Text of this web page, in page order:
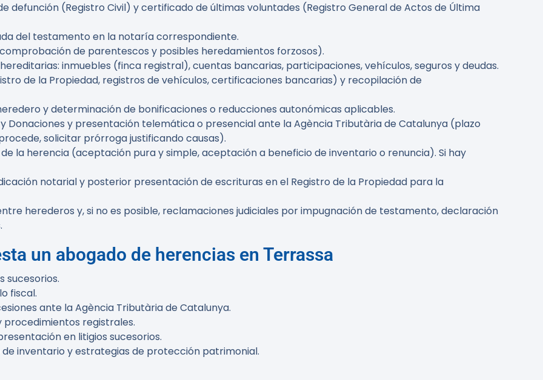
defunción (Registro Civil) y certificado de últimas voluntades (Registro General de Actos de Última
del testamento en la notaría correspondiente.
de parentescos y posibles heredamientos forzosos).
inmuebles (finca registral), cuentas bancarias, participaciones, vehículos, seguros y deudas.
de la Propiedad, registros de vehículos, certificaciones bancarias) y recopilación de
y determinación de bonificaciones o reducciones autonómicas aplicables.
Donaciones y presentación telemática o presencial ante la Agència Tributària de Catalunya (plazo
solicitar prórroga justificando causas).
la herencia (aceptación pura y simple, aceptación a beneficio de inventario o renuncia). Si hay
notarial y posterior presentación de escrituras en el Registro de la Propiedad para la
herederos y, si no es posible, reclamaciones judiciales por impugnación de testamento, declaración
un abogado de herencias en Terrassa
sucesorios.
fiscal.
ante la Agència Tributària de Catalunya.
registrales.
en litigios sucesorios.
inventario y estrategias de protección patrimonial.